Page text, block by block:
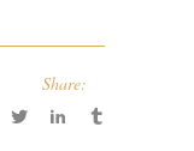
Share: